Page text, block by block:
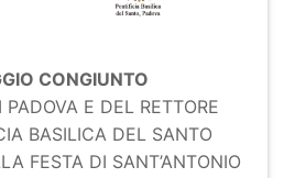
CONGIUNTO
E DEL RETTORE
BASILICA DEL SANTO
FESTA DI SANT’ANTONIO